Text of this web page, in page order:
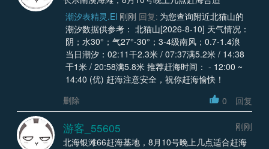
潮汐表精灵.EI 刚刚 回复: 为您查询附近北猫山的
潮汐数据供参考： 北猫山[2026-8-10] 天气情况：
阴；水30°；气27°-30°；3-4级南风；0.7-1.4浪
当日潮汐：02:11干2.3米 / 07:37满5.2米 / 14:38
干1米 / 20:58满5.8米 推荐赶海时间： - 12:00 ~
14:40 (优) 赶海注意安全，祝你赶海愉快！
删除
0 回复
游客_55605
刚刚
北海银滩66赶海基地，8月10号晚上几点适合赶海